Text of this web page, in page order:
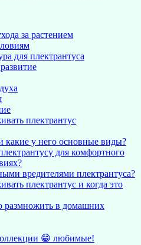
за растением
для плектрантуса
плектрантус
какие у него основные виды?
для комфортного
вредителями плектрантуса?
плектрантус и когда это
размножить в домашних
😁 любимые!